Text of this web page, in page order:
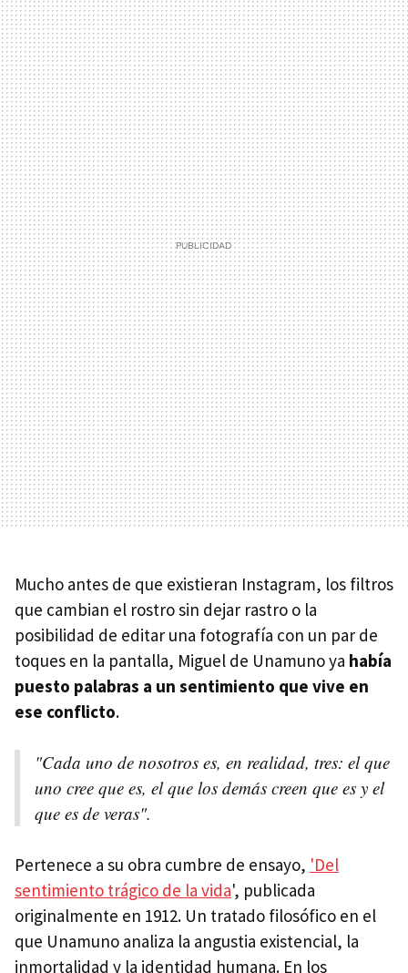
Mucho antes de que existieran Instagram, los filtros
que cambian el rostro sin dejar rastro o la
posibilidad de editar una fotografía con un par de
toques en la pantalla, Miguel de Unamuno ya había
puesto palabras a un sentimiento que vive en
ese conflicto.
"Cada uno de nosotros es, en realidad, tres: el que
uno cree que es, el que los demás creen que es y el
que es de veras".
Pertenece a su obra cumbre de ensayo, 'Del
sentimiento trágico de la vida', publicada
originalmente en 1912. Un tratado filosófico en el
que Unamuno analiza la angustia existencial, la
inmortalidad y la identidad humana. En los